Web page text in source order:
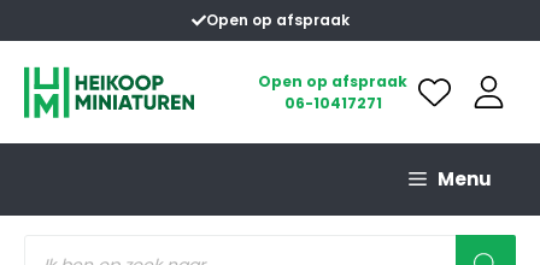
naar
inhoud
Open op afspraak
Open op afspraak
06-10417271
Menu